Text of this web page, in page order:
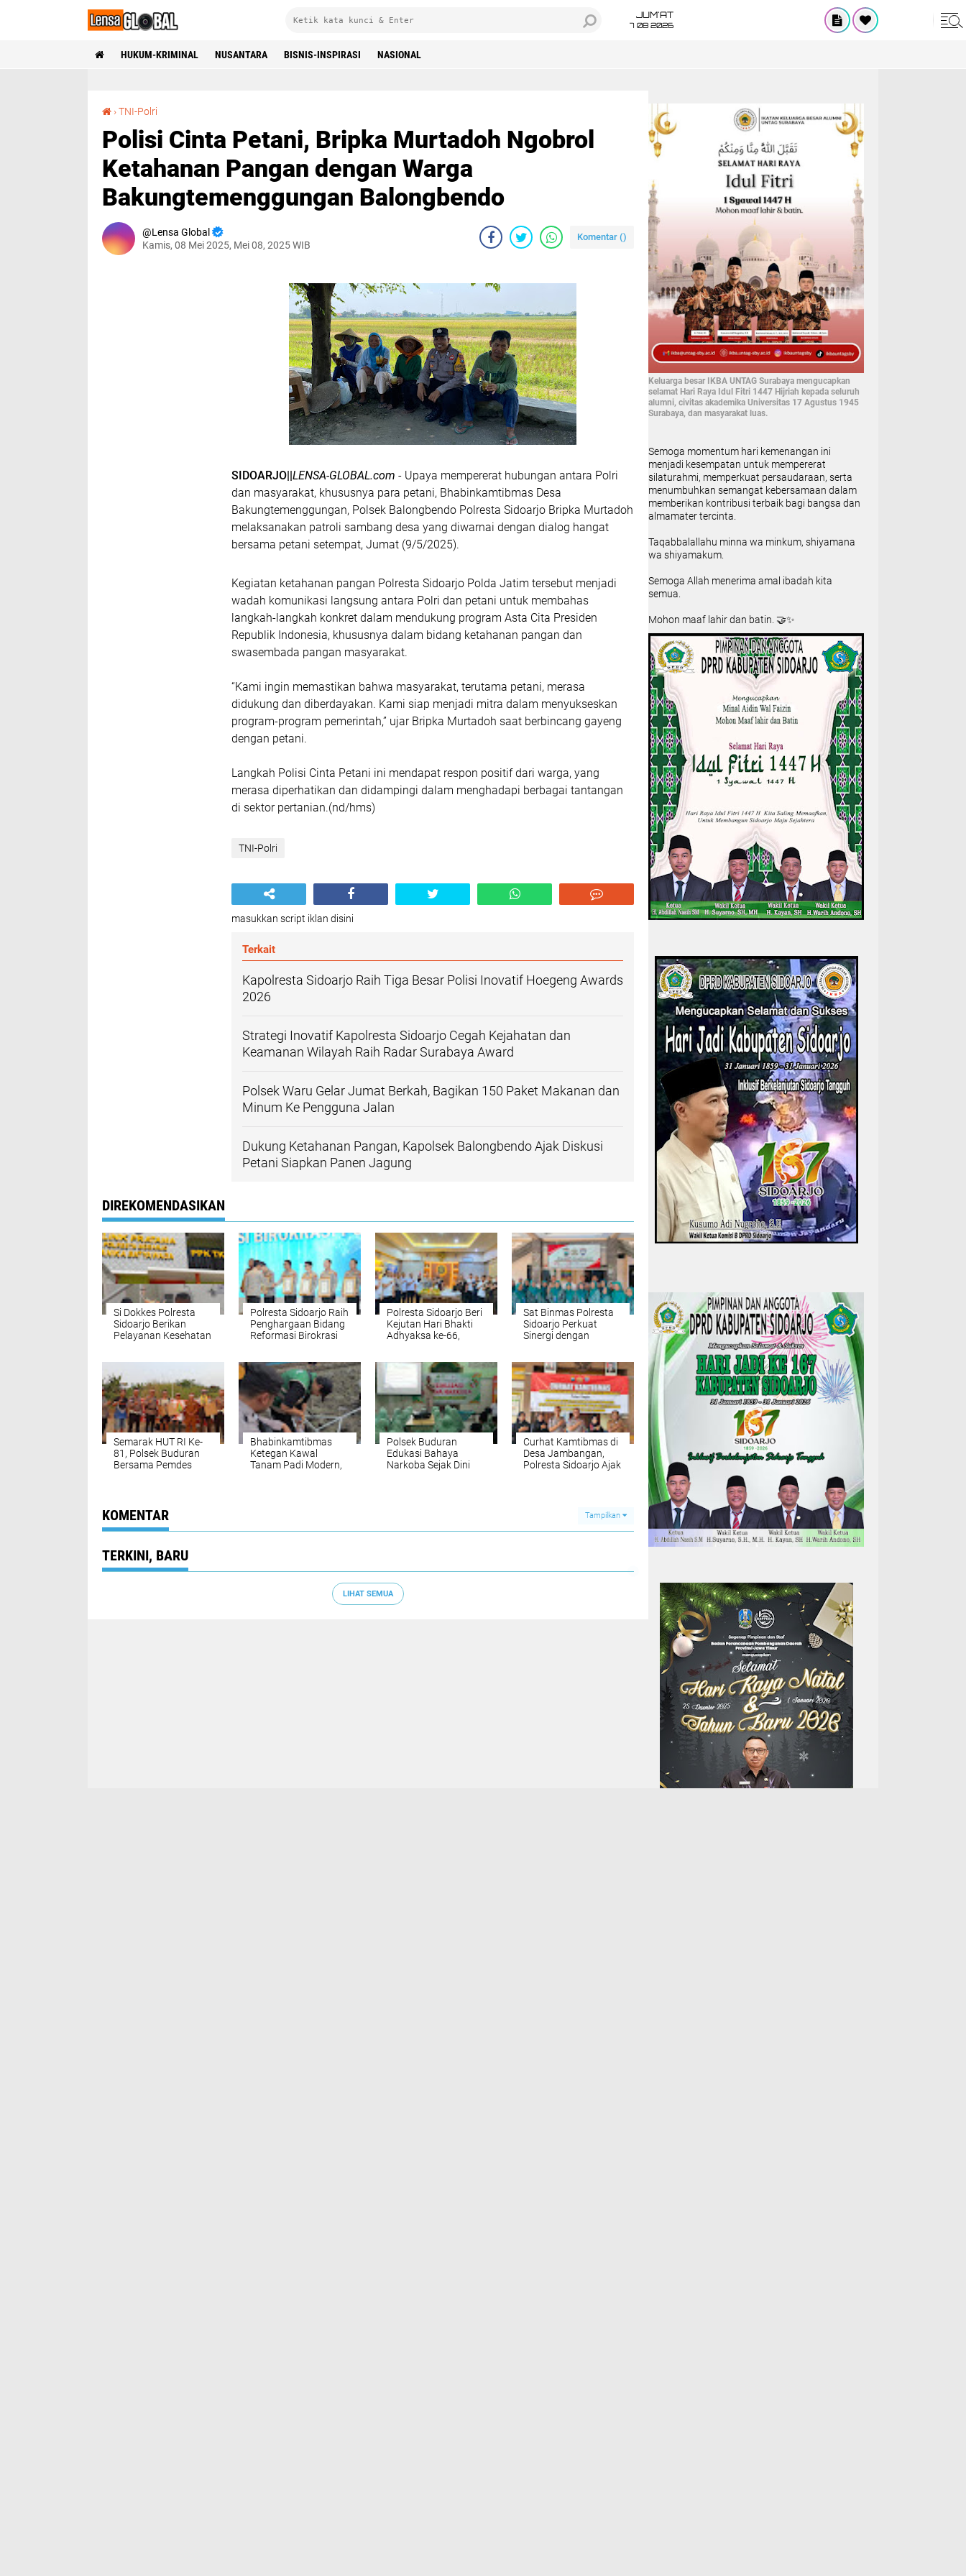
JUM'AT
7 08 2026
HUKUM-KRIMINAL NUSANTARA BISNIS-INSPIRASI NASIONAL
›TNI-Polri
Polisi Cinta Petani, Bripka Murtadoh Ngobrol
Ketahanan Pangan dengan Warga
Bakungtemenggungan Balongbendo
Lensa Global
Kamis, 08 Mei 2025, Mei 08, 2025 WIB
Komentar ()
SIDOARJO||LENSA-GLOBAL.com - Upaya mempererat hubungan antara Polri
dan masyarakat, khususnya para petani, Bhabinkamtibmas Desa
Bakungtemenggungan, Polsek Balongbendo Polresta Sidoarjo Bripka Murtadoh
melaksanakan patroli sambang desa yang diwarnai dengan dialog hangat
bersama petani setempat, Jumat (9/5/2025).
Kegiatan ketahanan pangan Polresta Sidoarjo Polda Jatim tersebut menjadi
wadah komunikasi langsung antara Polri dan petani untuk membahas
langkah-langkah konkret dalam mendukung program Asta Cita Presiden
Republik Indonesia, khususnya dalam bidang ketahanan pangan dan
swasembada pangan masyarakat.
“Kami ingin memastikan bahwa masyarakat, terutama petani, merasa
didukung dan diberdayakan. Kami siap menjadi mitra dalam menyukseskan
program-program pemerintah,” ujar Bripka Murtadoh saat berbincang gayeng
dengan petani.
Langkah Polisi Cinta Petani ini mendapat respon positif dari warga, yang
merasa diperhatikan dan didampingi dalam menghadapi berbagai tantangan
di sektor pertanian.(nd/hms)
TNI-Polri
masukkan script iklan disini
Terkait
Kapolresta Sidoarjo Raih Tiga Besar Polisi Inovatif Hoegeng Awards
2026
Strategi Inovatif Kapolresta Sidoarjo Cegah Kejahatan dan
Keamanan Wilayah Raih Radar Surabaya Award
Polsek Waru Gelar Jumat Berkah, Bagikan 150 Paket Makanan dan
Minum Ke Pengguna Jalan
Dukung Ketahanan Pangan, Kapolsek Balongbendo Ajak Diskusi
Petani Siapkan Panen Jagung
DIREKOMENDASIKAN
Si Dokkes Polresta
Sidoarjo Berikan
Pelayanan Kesehatan
Polresta Sidoarjo Raih
Penghargaan Bidang
Reformasi Birokrasi
Polresta Sidoarjo Beri
Kejutan Hari Bhakti
Adhyaksa ke-66,
Sat Binmas Polresta
Sidoarjo Perkuat
Sinergi dengan
Semarak HUT RI Ke-
81, Polsek Buduran
Bersama Pemdes
Bhabinkamtibmas
Ketegan Kawal
Tanam Padi Modern,
Polsek Buduran
Edukasi Bahaya
Narkoba Sejak Dini
Curhat Kamtibmas di
Desa Jambangan,
Polresta Sidoarjo Ajak
KOMENTAR Tampilkan
TERKINI, BARU
LIHAT SEMUA
Keluarga besar IKBA UNTAG Surabaya mengucapkan
selamat Hari Raya Idul Fitri 1447 Hijriah kepada seluruh
alumni, civitas akademika Universitas 17 Agustus 1945
Surabaya, dan masyarakat luas.
Semoga momentum hari kemenangan ini
menjadi kesempatan untuk mempererat
silaturahmi, memperkuat persaudaraan, serta
menumbuhkan semangat kebersamaan dalam
memberikan kontribusi terbaik bagi bangsa dan
almamater tercinta.
Taqabbalallahu minna wa minkum, shiyamana
wa shiyamakum.
Semoga Allah menerima amal ibadah kita
semua.
Mohon maaf lahir dan batin. 🤝✨